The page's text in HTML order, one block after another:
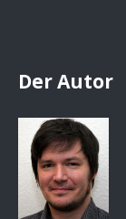
Der Autor